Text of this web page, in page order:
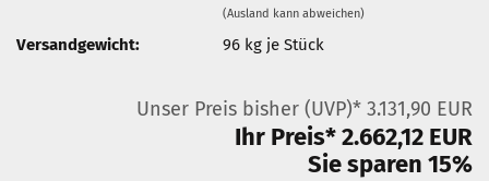
(Ausland kann abweichen)
Versandgewicht: 96 kg je Stück
Unser Preis bisher (UVP)* 3.131,90 EUR
Ihr Preis* 2.662,12 EUR
Sie sparen 15%